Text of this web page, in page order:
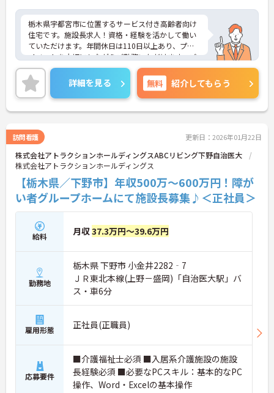
栃木県宇都宮市に位置するサービス付き高齢者向け
住宅です。施設長求人！資格・経験を活かして働い
ていただけます。年間休日は110日以上あり、プラ
イベートを大切にしながらご勤務いただけます。ご
興味をお持ちの方はお気軽にお問い合わせくださ
い。
詳細を見る 無料 紹介してもらう
訪問看護 更新日：2026年01月22日
株式会社アトラクションホールディングスABCリビング下野自治医大
株式会社アトラクションホールディングス
【栃木県／下野市】年収500万～600万円！障が
い者グループホームにて施設長募集♪＜正社員＞
給料 月収37.3万円～39.6万円
勤務地
栃木県 下野市 小金井2282‐7
ＪＲ東北本線(上野－盛岡)「自治医大駅」バ
ス・車6分
雇用形態 正社員(正職員)
応募要件
■介護福祉士必須 ■入居系介護施設の施設
長経験必須 ■必要なPCスキル：基本的なPC
操作、Word・Excelの基本操作